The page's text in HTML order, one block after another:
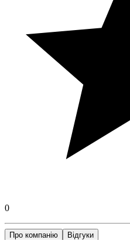
0
Про компанію Відгуки